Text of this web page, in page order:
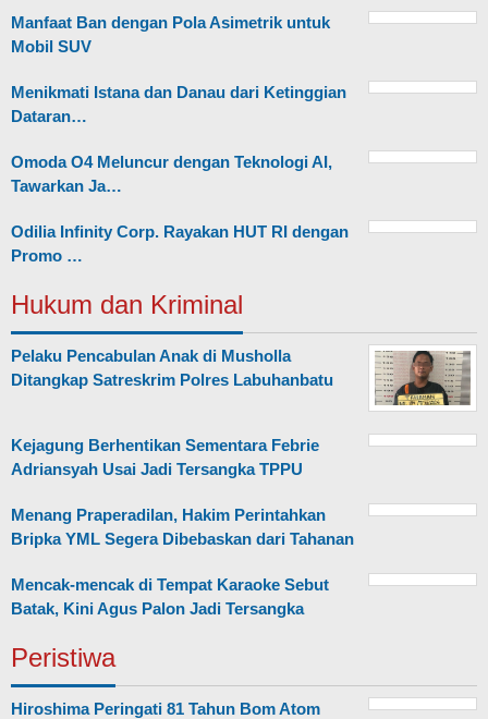
Manfaat Ban dengan Pola Asimetrik untuk
Mobil SUV
Menikmati Istana dan Danau dari Ketinggian
Dataran…
Omoda O4 Meluncur dengan Teknologi AI,
Tawarkan Ja…
Odilia Infinity Corp. Rayakan HUT RI dengan
Promo …
Hukum dan Kriminal
Pelaku Pencabulan Anak di Musholla
Ditangkap Satreskrim Polres Labuhanbatu
Kejagung Berhentikan Sementara Febrie
Adriansyah Usai Jadi Tersangka TPPU
Menang Praperadilan, Hakim Perintahkan
Bripka YML Segera Dibebaskan dari Tahanan
Mencak-mencak di Tempat Karaoke Sebut
Batak, Kini Agus Palon Jadi Tersangka
Peristiwa
Hiroshima Peringati 81 Tahun Bom Atom